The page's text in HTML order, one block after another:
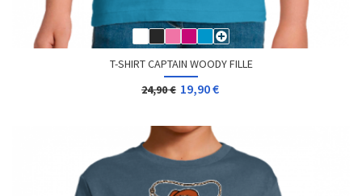
T-SHIRT CAPTAIN WOODY FILLE
24,90 € 19,90 €